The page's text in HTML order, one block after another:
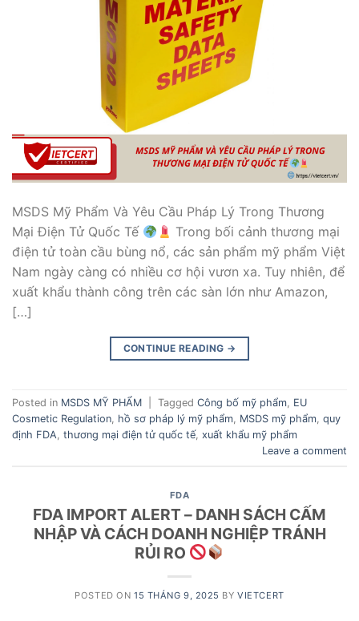
MSDS Mỹ Phẩm Và Yêu Cầu Pháp Lý Trong Thương
Mại Điện Tử Quốc Tế
Trong bối cảnh thương mại
điện tử toàn cầu bùng nổ, các sản phẩm mỹ phẩm Việt
Nam ngày càng có nhiều cơ hội vươn xa. Tuy nhiên, để
xuất khẩu thành công trên các sàn lớn như Amazon,
[…]
CONTINUE READING →
Posted in MSDS MỸ PHẨM Tagged Công bố mỹ phẩm, EU
Cosmetic Regulation, hồ sơ pháp lý mỹ phẩm, MSDS mỹ phẩm, quy
định FDA, thương mại điện tử quốc tế, xuất khẩu mỹ phẩm
Leave a comment
FDA
FDA IMPORT ALERT – DANH SÁCH CẤM
NHẬP VÀ CÁCH DOANH NGHIỆP TRÁNH
RỦI RO
POSTED ON 15 THÁNG 9, 2025 BYVIETCERT